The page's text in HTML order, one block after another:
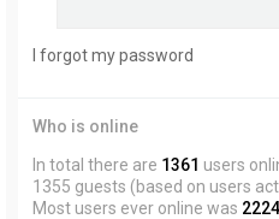
I forgot my password
Who is online
In total there are 1361 users
1355 guests (based on users
Most users ever online was